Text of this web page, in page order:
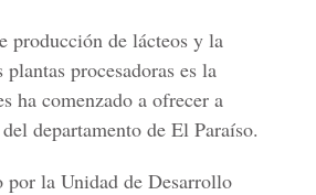
producción de lácteos y la
procesadoras es la
ha comenzado a ofrecer a
departamento de El Paraíso.
la Unidad de Desarrollo